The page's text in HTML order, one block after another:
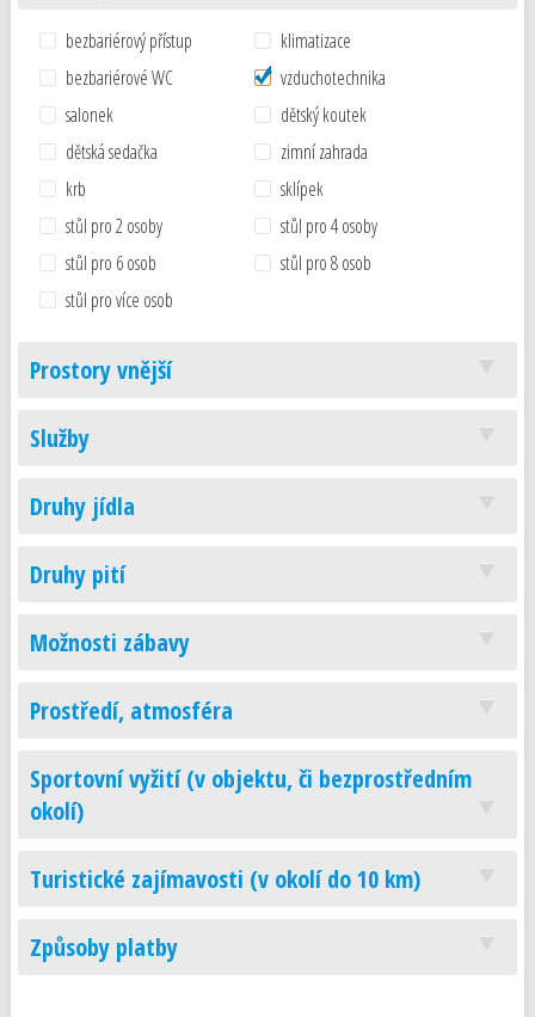
bezbariérový přístup
klimatizace
bezbariérové WC
vzduchotechnika
salonek
dětský koutek
dětská sedačka
zimní zahrada
krb
sklípek
stůl pro 2 osoby
stůl pro 4 osoby
stůl pro 6 osob
stůl pro 8 osob
stůl pro více osob
Prostory vnější
Služby
Druhy jídla
Druhy pití
Možnosti zábavy
Prostředí, atmosféra
Sportovní vyžití (v objektu, či bezprostředním
okolí)
Turistické zajímavosti (v okolí do 10 km)
Způsoby platby